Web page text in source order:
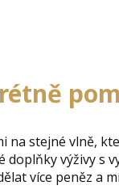
na stejné vlně,
doplňky výživy s
více peněz a